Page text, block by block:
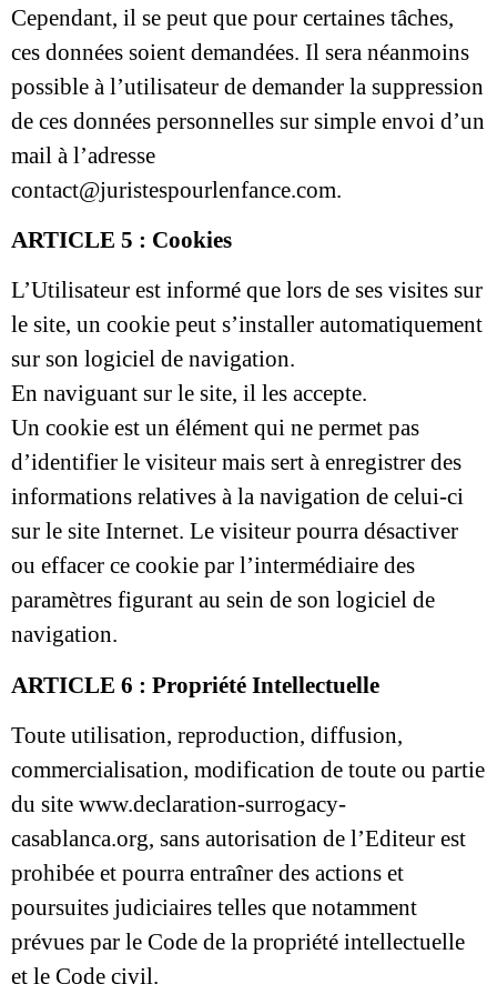
Cependant, il se peut que pour certaines tâches,
ces données soient demandées. Il sera néanmoins
possible à l’utilisateur de demander la suppression
de ces données personnelles sur simple envoi d’un
mail à l’adresse
contact@juristespourlenfance.com.
ARTICLE 5 : Cookies
L’Utilisateur est informé que lors de ses visites sur
le site, un cookie peut s’installer automatiquement
sur son logiciel de navigation.
En naviguant sur le site, il les accepte.
Un cookie est un élément qui ne permet pas
d’identifier le visiteur mais sert à enregistrer des
informations relatives à la navigation de celui-ci
sur le site Internet. Le visiteur pourra désactiver
ou effacer ce cookie par l’intermédiaire des
paramètres figurant au sein de son logiciel de
navigation.
ARTICLE 6 : Propriété Intellectuelle
Toute utilisation, reproduction, diffusion,
commercialisation, modification de toute ou partie
du site www.declaration-surrogacy-
casablanca.org, sans autorisation de l’Editeur est
prohibée et pourra entraîner des actions et
poursuites judiciaires telles que notamment
prévues par le Code de la propriété intellectuelle
et le Code civil.